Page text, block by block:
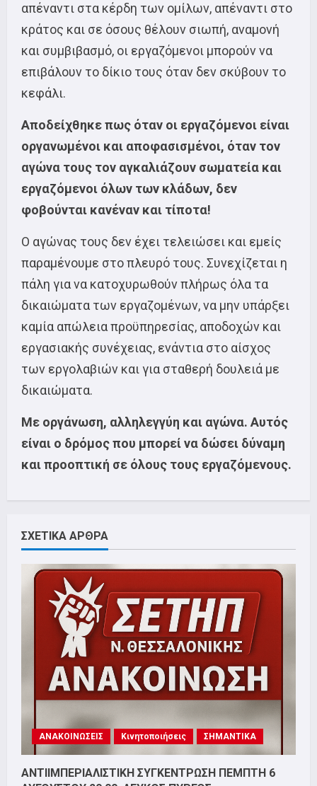
απέναντι στα κέρδη των ομίλων, απέναντι στο
κράτος και σε όσους θέλουν σιωπή, αναμονή
και συμβιβασμό, οι εργαζόμενοι μπορούν να
επιβάλουν το δίκιο τους όταν δεν σκύβουν το
κεφάλι.
Αποδείχθηκεπως όταν οι εργαζόμενοι είναι
οργανωμένοι και αποφασισμένοι, όταν τον
αγώνα τους τον αγκαλιάζουν σωματεία και
εργαζόμενοι όλων των κλάδων, δεν
φοβούνται κανέναν και τίποτα!
Ο αγώνας τους δεν έχει τελειώσει και εμείς
παραμένουμε στο πλευρό τους. Συνεχίζεται η
πάλη για να κατοχυρωθούν πλήρως όλα τα
δικαιώματα των εργαζομένων, να μην υπάρξει
καμία απώλεια προϋπηρεσίας, αποδοχών και
εργασιακής συνέχειας, ενάντια στο αίσχος
των εργολαβιών και για σταθερή δουλειά με
δικαιώματα.
Με οργάνωση, αλληλεγγύη και αγώνα. Αυτός
είναι ο δρόμος που μπορεί να δώσει δύναμη
και προοπτική σε όλους τους εργαζόμενους.
ΣΧΕΤΙΚΑ ΑΡΘΡΑ
ΑΝΑΚΟΙΝΩΣΕΙΣ Κινητοποιήσεις ΣΗΜΑΝΤΙΚΑ
ΑΝΤΙΙΜΠΕΡΙΑΛΙΣΤΙΚΗ ΣΥΓΚΕΝΤΡΩΣΗ ΠΕΜΠΤΗ 6